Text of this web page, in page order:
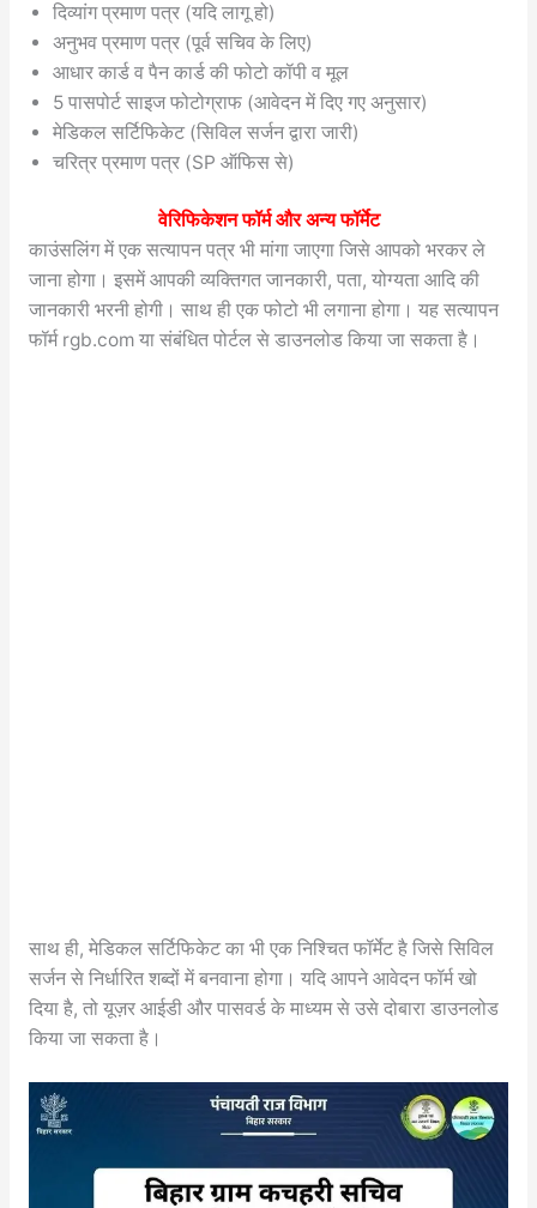
दिव्यांग प्रमाण पत्र (यदि लागू हो)
अनुभव प्रमाण पत्र (पूर्व सचिव के लिए)
आधार कार्ड व पैन कार्ड की फोटो कॉपी व मूल
5 पासपोर्ट साइज फोटोग्राफ (आवेदन में दिए गए अनुसार)
मेडिकल सर्टिफिकेट (सिविल सर्जन द्वारा जारी)
चरित्र प्रमाण पत्र (SP ऑफिस से)
वेरिफिकेशन फॉर्म और अन्य फॉर्मेट
काउंसलिंग में एक सत्यापन पत्र भी मांगा जाएगा जिसे आपको भरकर ले
जाना होगा। इसमें आपकी व्यक्तिगत जानकारी, पता, योग्यता आदि की
जानकारी भरनी होगी। साथ ही एक फोटो भी लगाना होगा। यह सत्यापन
फॉर्म rgb.com या संबंधित पोर्टल से डाउनलोड किया जा सकता है।
साथ ही, मेडिकल सर्टिफिकेट का भी एक निश्चित फॉर्मेट है जिसे सिविल
सर्जन से निर्धारित शब्दों में बनवाना होगा। यदि आपने आवेदन फॉर्म खो
दिया है, तो यूज़र आईडी और पासवर्ड के माध्यम से उसे दोबारा डाउनलोड
किया जा सकता है।